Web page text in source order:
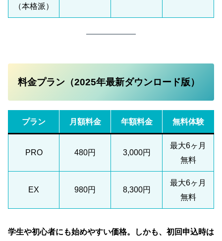
（本格派）
料金プラン（2025年最新ダウンロード版）
プラン 月額料金 年額料金 無料体験
PRO 480円 3,000円
最大6ヶ月
無料
EX 980円 8,300円
最大6ヶ月
無料
学生や初心者にも始めやすい価格。しかも、初回申込時は